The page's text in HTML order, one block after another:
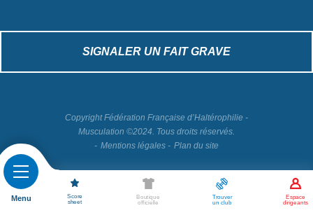
Menu
Score
sheet
Boutique
officielle
Trouver
un club
Espace
dirigeants
SIGNALER UN FAIT GRAVE
Copyright Fédération Française d’Haltérophilie -
Musculation ©2024. Tous droits réservés.
Mentions légales
Plan du site